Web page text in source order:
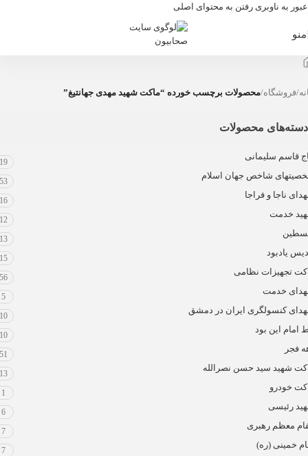
عبور به ناوبری رفتن به محتوای اصلی
منو
/فروشگاه/محصولات برچسب خورده “ماکت شهید مهدی جهانتیغ”
دسته‌های محصولات
قاسم سلیمانی
19
شاخص جهان اسلام
53
ناجا و فراجا
16
خدمت
12
13
یادبود
15
تجهیزات نظامی
56
خدمت
5
کنسولگری ایران در دمشق
10
امام این بود
10
فجر
51
شهید سید حسن نصرالله
13
خودرو
1
رئیسی
6
معظم رهبری
7
خمینی (ره)
7